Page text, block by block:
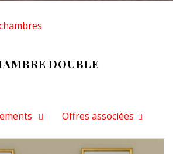
DOUBLE
Offres associées